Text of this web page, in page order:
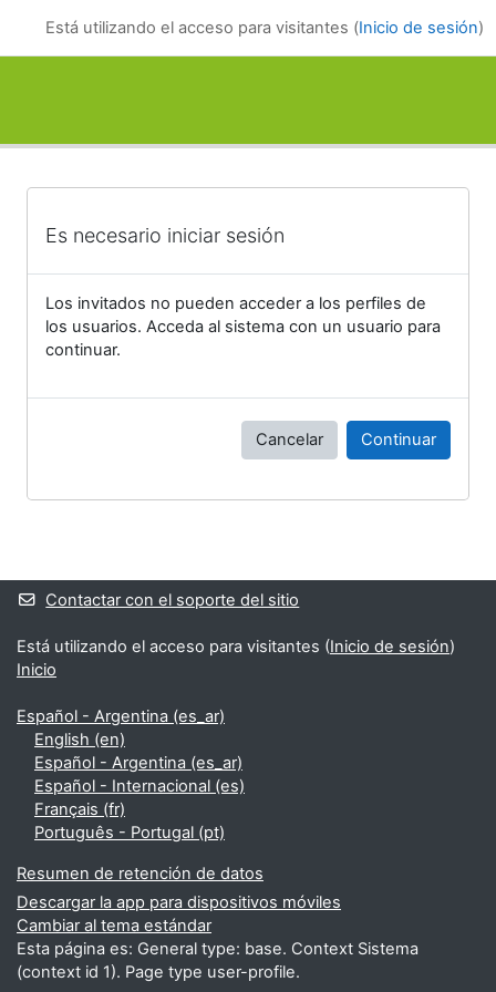
Está utilizando el acceso para visitantes (Inicio de sesión)
Es necesario iniciar sesión
Los invitados no pueden acceder a los perfiles de
los usuarios. Acceda al sistema con un usuario para
continuar.
Cancelar Continuar
Bloques suplementarios
Contactar con el soporte del sitio
Está utilizando el acceso para visitantes (Inicio de sesión)
Inicio
Español - Argentina ‎(es_ar)‎
English ‎(en)‎
Español - Argentina ‎(es_ar)‎
Español - Internacional ‎(es)‎
Français ‎(fr)‎
Português - Portugal ‎(pt)‎
Resumen de retención de datos
Descargar la app para dispositivos móviles
Cambiar al tema estándar
Esta página es: General type: base. Context Sistema
(context id 1). Page type user-profile.